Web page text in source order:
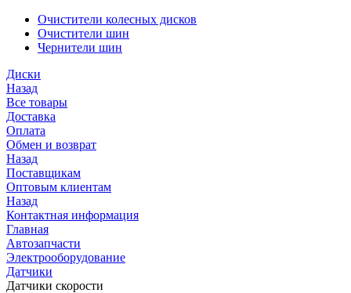
Очистители колесных дисков
Очистители шин
Чернители шин
Диски
Назад
Все товары
Доставка
Оплата
Обмен и возврат
Назад
Поставщикам
Оптовым клиентам
Назад
Контактная информация
Главная
Автозапчасти
Электрооборудование
Датчики
Датчики скорости